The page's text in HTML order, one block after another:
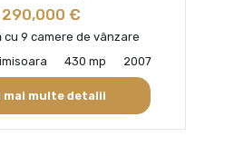
290,000 €
cu 9 camere de vânzare
430 mp 2007
mai multe detalii